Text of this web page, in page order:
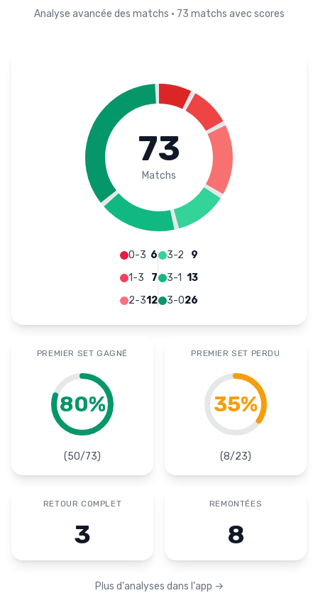
Analyse avancée des matchs • 73 matchs avec scores
73
Matchs
0-3 6
1-3
7
2-312
3-2
9
3-1 13
3-026
PREMIER SET GAGNÉ
80%
(50/73)
PREMIER SET PERDU
35%
(8/23)
RETOUR COMPLET
3
REMONTÉES
8
Plus d'analyses dans l'app →